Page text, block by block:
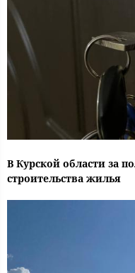
В Курской области за
строительства жилья